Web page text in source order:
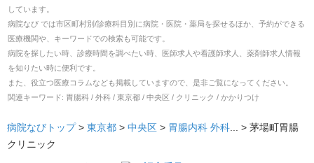
しています。
病院なび では市区町村別/診療科目別に病院・医院・薬局を探せるほか、予約ができる
医療機関や、キーワードでの検索も可能です。
病院を探したい時、診療時間を調べたい時、医師求人や看護師求人、薬剤師求人情報
を知りたい時に便利です。
また、役立つ医療コラムなども掲載していますので、是非ご覧になってください。
関連キーワード: 胃腸科 / 外科 / 東京都 / 中央区 / クリニック / かかりつけ
病院なびトップ > 東京都 > 中央区 > 胃腸内科 外科... > 茅場町胃腸
クリニック